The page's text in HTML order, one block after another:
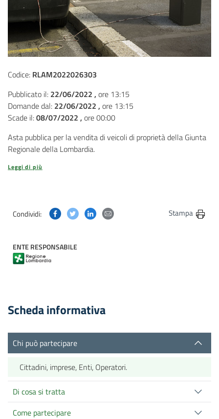
Codice: RLAM2022026303
Pubblicato il: 22/06/2022 , ore 13:15
Domande dal: 22/06/2022 , ore 13:15
Scade il:08/07/2022 , ore 00:00
Asta pubblica per la vendita di veicoli di proprietà della Giunta
Regionale della Lombardia.
Leggi di più
Condividi: Condividi questa pagina su Facebook
Condividi questa pagina su Twitter
Condividi questa pagina su Linkedin
Condividi questa pagina via
Stampa
ENTE RESPONSABILE
Scheda informativa
Chi può partecipare
Cittadini, imprese, Enti, Operatori.
Di cosa si tratta
Come partecipare